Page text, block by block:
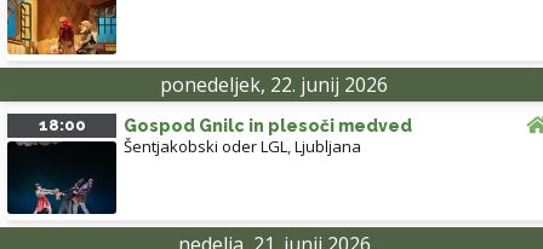
ponedeljek, 22. junij 2026
18:00 Gospod Gnilc in plesoči medved
Šentjakobski oder LGL,Ljubljana